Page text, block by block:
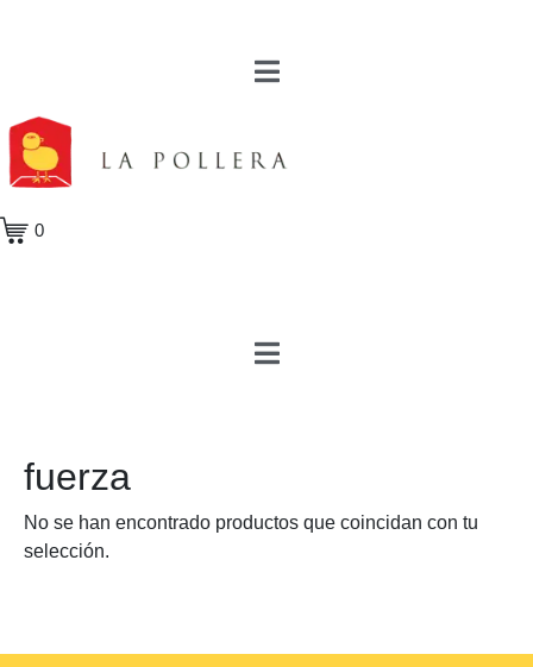
0
fuerza
No se han encontrado productos que coincidan con tu
selección.